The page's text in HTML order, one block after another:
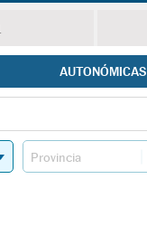
AUTONÓMICAS